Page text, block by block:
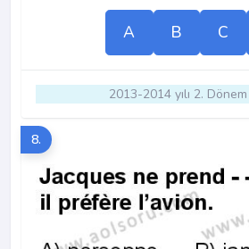
A B C
2013-2014 yılı 2.
8.